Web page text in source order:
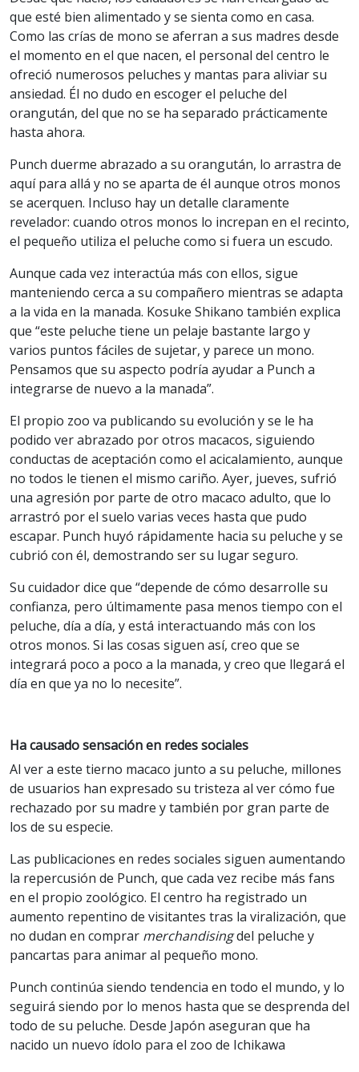
que esté bien alimentado y se sienta como en casa.
Como las crías de mono se aferran a sus madres desde
el momento en el que nacen, el personal del centro le
ofreció numerosos peluches y mantas para aliviar su
ansiedad. Él no dudo en escoger el peluche del
orangután, del que no se ha separado prácticamente
hasta ahora.
Punch duerme abrazado a su orangután, lo arrastra de
aquí para allá y no se aparta de él aunque otros monos
se acerquen. Incluso hay un detalle claramente
revelador: cuando otros monos lo increpan en el recinto,
el pequeño utiliza el peluche como si fuera un escudo.
Aunque cada vez interactúa más con ellos, sigue
manteniendo cerca a su compañero mientras se adapta
a la vida en la manada. Kosuke Shikano también explica
que “este peluche tiene un pelaje bastante largo y
varios puntos fáciles de sujetar, y parece un mono.
Pensamos que su aspecto podría ayudar a Punch a
integrarse de nuevo a la manada”.
El propio zoo va publicando su evolución y se le ha
podido ver abrazado por otros macacos, siguiendo
conductas de aceptación como el acicalamiento, aunque
no todos le tienen el mismo cariño. Ayer, jueves, sufrió
una agresión por parte de otro macaco adulto, que lo
arrastró por el suelo varias veces hasta que pudo
escapar. Punch huyó rápidamente hacia su peluche y se
cubrió con él, demostrando ser su lugar seguro.
Su cuidador dice que “depende de cómo desarrolle su
confianza, pero últimamente pasa menos tiempo con el
peluche, día a día, y está interactuando más con los
otros monos. Si las cosas siguen así, creo que se
integrará poco a poco a la manada, y creo que llegará el
día en que ya no lo necesite”.
Ha causado sensación en redes sociales
Al ver a este tierno macaco junto a su peluche, millones
de usuarios han expresado su tristeza al ver cómo fue
rechazado por su madre y también por gran parte de
los de su especie.
Las publicaciones en redes sociales siguen aumentando
la repercusión de Punch, que cada vez recibe más fans
en el propio zoológico. El centro ha registrado un
aumento repentino de visitantes tras la viralización, que
no dudan en comprar merchandisingdel peluche y
pancartas para animar al pequeño mono.
Punch continúa siendo tendencia en todo el mundo, y lo
seguirá siendo por lo menos hasta que se desprenda del
todo de su peluche. Desde Japón aseguran que ha
nacido un nuevo ídolo para el zoo de Ichikawa